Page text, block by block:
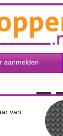
aanmelden
van